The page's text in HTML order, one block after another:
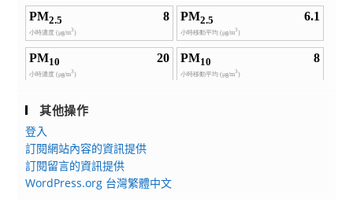
其他操作
登入
訂閱網站內容的資訊提供
訂閱留言的資訊提供
WordPress.org 台灣繁體中文